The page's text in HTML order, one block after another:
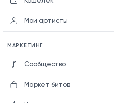
Мои артисты
МАРКЕТИНГ
Сообщество
Маркет битов